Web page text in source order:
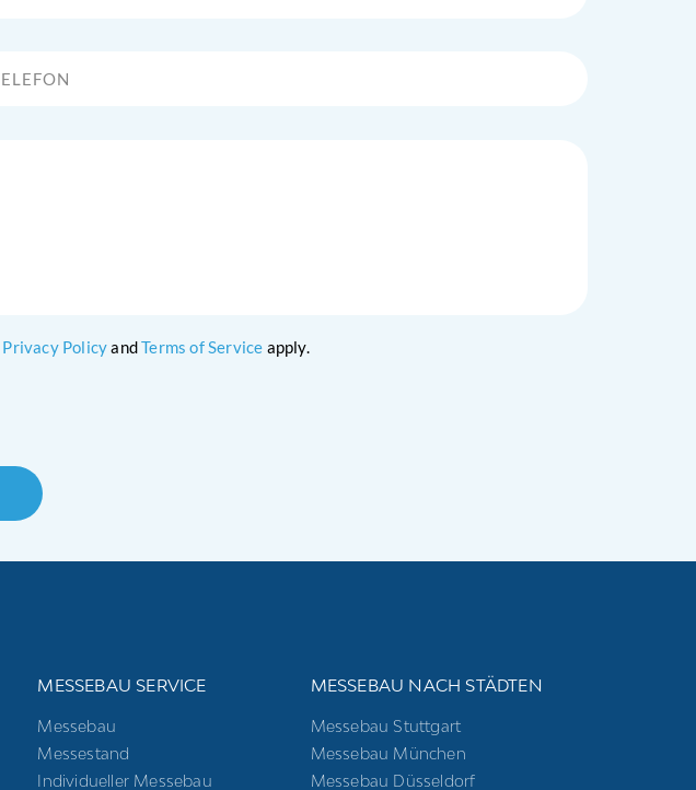
Privacy PolicyandTerms of Service apply.
MESSEBAU SERVICE
Messebau
Messestand
Individueller Messebau
MESSEBAU NACH STÄDTEN
Messebau Stuttgart
Messebau München
Messebau Düsseldorf